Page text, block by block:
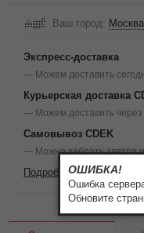
Ваш город: Москва
Экспресс-доставка
— Можем доставить
Курьерская доставка
— Можем доставить
Самовывоз CDEK
— Можно забрать завтра
Подробнее о доставке и
ОШИБКА!
Ошибка
Обновите